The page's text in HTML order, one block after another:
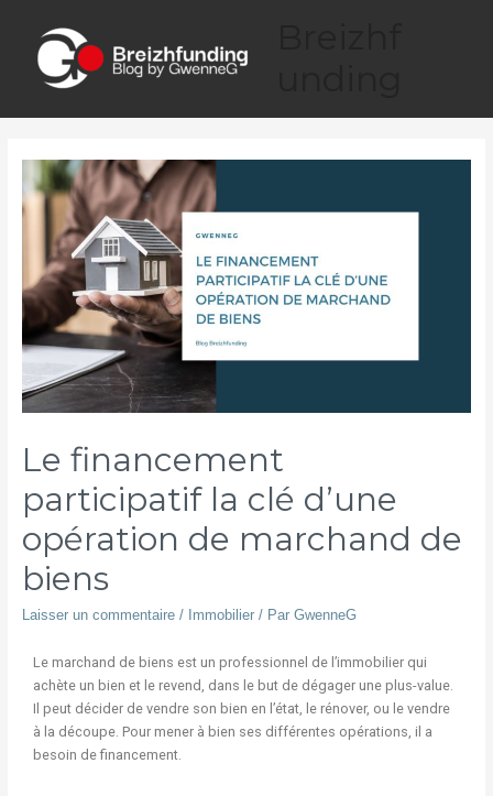
Le financement
participatif la clé d’une
opération de marchand de
biens
Laisser un commentaire / Immobilier/ Par GwenneG
Le marchand de biens est un professionnel de l’immobilier qui
achète un bien et le revend, dans le but de dégager une plus-value.
Il peut décider de vendre son bien en l’état, le rénover, ou le vendre
à la découpe. Pour mener à bien ses différentes opérations, il a
besoin de financement.